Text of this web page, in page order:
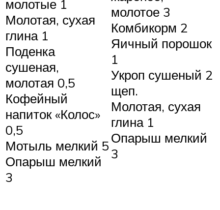
молотые 1
Молотая, сухая
глина 1
Поденка
сушеная,
молотая 0,5
Кофейный
напиток «Колос»
0,5
Мотыль мелкий 5
Опарыш мелкий
3
молотое 3
Комбикорм 2
Яичный порошок
1
Укроп сушеный 2
щеп.
Молотая, сухая
глина 1
Опарыш мелкий
3